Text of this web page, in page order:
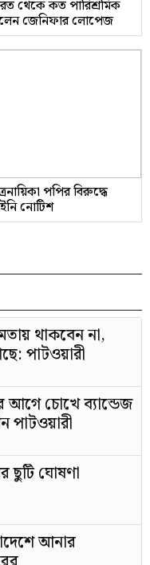
থেকে কত পারিশ্রমিক
জেনিফার লোপেজ
পপির বিরুদ্ধে
নোটিশ
থাকবেন না,
পাটওয়ারী
আগে চোখে ব্যান্ডেজ
পাটওয়ারী
ছুটি ঘোষণা
আনার